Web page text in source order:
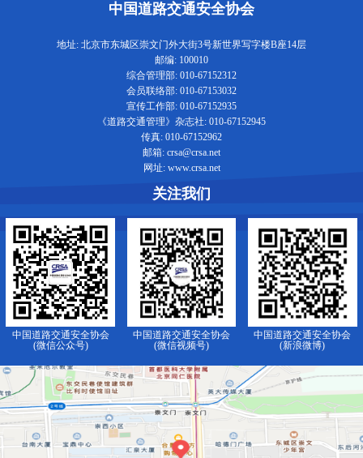
中国道路交通安全协会
地址: 北京市东城区崇文门外大街3号新世界写字楼B座14层
邮编: 100010
综合管理部: 010-67152312
会员联络部: 010-67153032
宣传工作部: 010-67152935
《道路交通管理》杂志社: 010-67152945
传真: 010-67152962
邮箱: crsa@crsa.net
网址: www.crsa.net
关注我们
中国道路交通安全协会
(微信公众号)
中国道路交通安全协会
(微信视频号)
中国道路交通安全协会
(新浪微博)